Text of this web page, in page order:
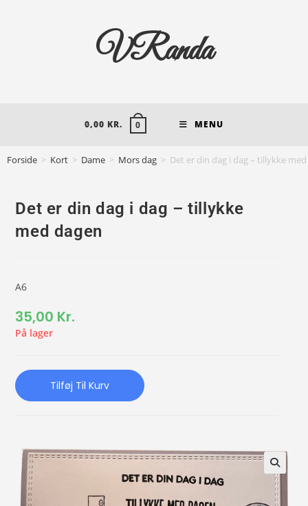
VRanda
0,00 KR. 0 MENU
Forside > Kort > Dame > Mors dag > Det er din dag i dag – tillykke
Det er din dag i dag – tillykke
med dagen
A6
35,00 Kr.
På lager
Tilføj Til Kurv